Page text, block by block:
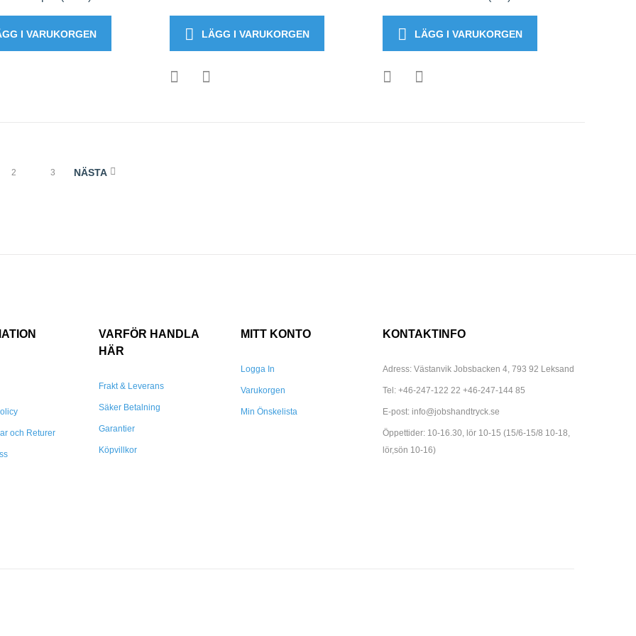
I VARUKORGEN LÄGG I VARUKORGEN LÄGG I VARUKORGEN
2 3 NÄSTA
och Returer
VARFÖR HANDLA
HÄR
Frakt & Leverans
Säker Betalning
Garantier
Köpvillkor
MITT KONTO
Logga In
Varukorgen
Min Önskelista
KONTAKTINFO
Adress: Västanvik Jobsbacken 4, 793 92 Leksand
Tel: +46-247-122 22 +46-247-144 85
E-post: info@jobshandtryck.se
Öppettider: 10-16.30, lör 10-15 (15/6-15/8 10-18,
lör,sön 10-16)